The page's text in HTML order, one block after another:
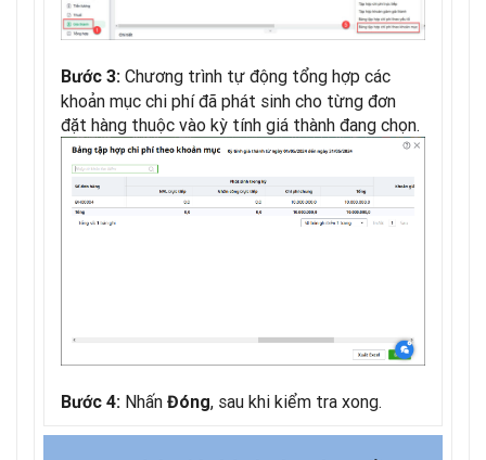
Bước 3: Chương trình tự động tổng hợp các
khoản mục chi phí đã phát sinh cho từng đơn
đặt hàng thuộc vào kỳ tính giá thành đang chọn.
Bước 4: Nhấn Đóng, sau khi kiểm tra xong.